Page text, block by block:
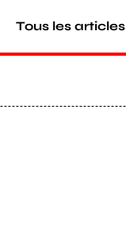
Tous les articles